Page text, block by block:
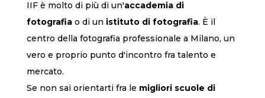
IIF è molto di più di un'accademia di
fotografiao di un istituto di fotografia. È il
centro della fotografia professionale a Milano, un
vero e proprio punto d'incontro fra talento e
mercato.
Se non sai orientarti fra le migliori scuole di